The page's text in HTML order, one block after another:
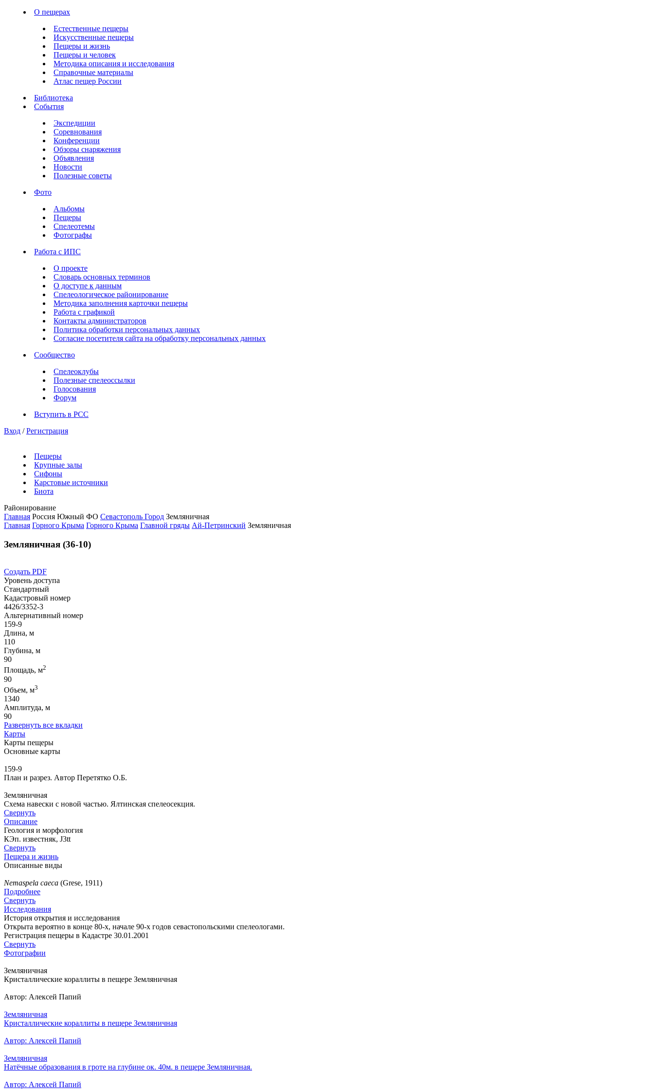
О пещерах
Естественные пещеры
Искусственные пещеры
Пещеры и жизнь
Пещеры и человек
Методика описания и исследования
Справочные материалы
Атлас пещер России
Библиотека
События
Экспедиции
Соревнования
Конференции
Обзоры снаряжения
Объявления
Новости
Полезные советы
Фото
Альбомы
Пещеры
Спелеотемы
Фотографы
Работа с ИПС
О проекте
Словарь основных терминов
О доступе к данным
Спелеологическое районирование
Методика заполнения карточки пещеры
Работа с графикой
Контакты администраторов
Политика обработки персональных данных
Согласие посетителя сайта на обработку персональных данных
Сообщество
Спелеоклубы
Полезные спелеоссылки
Голосования
Форум
Вступить в РСС
Вход / Регистрация
Пещеры
Крупные залы
Сифоны
Карстовые источники
Биота
Районирование
Главная Россия Южный ФО Севастополь Город Земляничная
Главная Горного Крыма Горного Крыма Главной гряды Ай-Петринский Земляничная
Земляничная (36-10)
Создать PDF
Уровень доступа
Стандартный
Кадастровый номер
4426/3352-3
Альтернативный номер
159-9
Длина, м
110
Глубина, м
90
Площадь, м2
90
Объем, м3
1340
Амплитуда, м
90
Развернуть все вкладки
Карты
Карты пещеры
Основные карты
159-9
План и разрез. Автор Перетятко О.Б.
Земляничная
Схема навески с новой частью. Ялтинская спелеосекция.
Свернуть
Описание
Геология и морфология
КЭп. известняк, J3tt
Свернуть
Пещера и жизнь
Описанные виды
Nemaspela caeca (Grese, 1911)
Подробнее
Свернуть
Исследования
История открытия и исследования
Открыта вероятно в конце 80-х, начале 90-х годов севастопольскими спелеологами.
Регистрация пещеры в Кадастре 30.01.2001
Свернуть
Фотографии
Земляничная
Кристаллические кораллиты в пещере Земляничная
Автор: Алексей Папий
Земляничная
Кристаллические кораллиты в пещере Земляничная
Автор: Алексей Папий
Земляничная
Натёчные образования в гроте на глубине ок. 40м. в пещере Земляничная.
Автор: Алексей Папий